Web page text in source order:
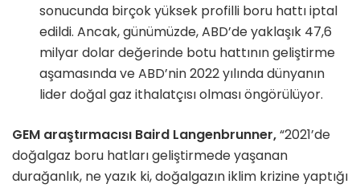
sonucunda birçok yüksek profilli boru hattı iptal
edildi. Ancak, günümüzde, ABD’de yaklaşık 47,6
milyar dolar değerinde botu hattının geliştirme
aşamasında ve ABD’nin 2022 yılında dünyanın
lider doğal gaz ithalatçısı olması öngörülüyor.
GEM araştırmacısı Baird Langenbrunner,“2021’de
doğalgaz boru hatları geliştirmede yaşanan
durağanlık, ne yazık ki, doğalgazın iklim krizine yaptığı